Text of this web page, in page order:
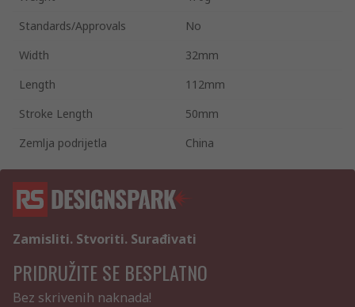
Standards/Approvals
No
Width
32mm
Length
112mm
Stroke Length
50mm
Zemlja podrijetla
China
Zamisliti. Stvoriti. Surađivati
PRIDRUŽITE SE BESPLATNO
Bez skrivenih naknada!